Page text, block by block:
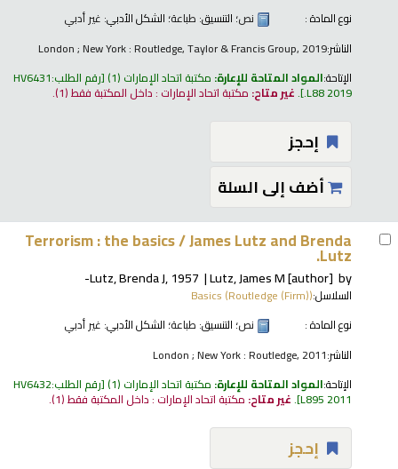
نوع المادة :
نص؛ التنسيق: طباعة؛ الشكل الأدبي: غير أدبي
الناشر:London ; New York : Routledge, Taylor & Francis Group, 2019
الإتاحة:المواد المتاحة للإعارة: مكتبة اتحاد الإمارات (1) رقم الطلب:HV6431
.L88 2019
.غير متاح: مكتبة اتحاد الإمارات : داخل المكتبة فقط(1).
إحجز
أضف إلى السلة
Terrorism : the basics /James Lutz and Brenda
Lutz.
by
Lutz, James M[author]
Lutz, Brenda J, 1957-
السلاسل:Basics (Routledge (Firm))
نوع المادة :
نص؛ التنسيق: طباعة؛ الشكل الأدبي: غير أدبي
الناشر:London ; New York : Routledge, 2011
الإتاحة:المواد المتاحة للإعارة: مكتبة اتحاد الإمارات (1) رقم الطلب:HV6432
L895 2011
.غير متاح: مكتبة اتحاد الإمارات : داخل المكتبة فقط(1).
إحجز